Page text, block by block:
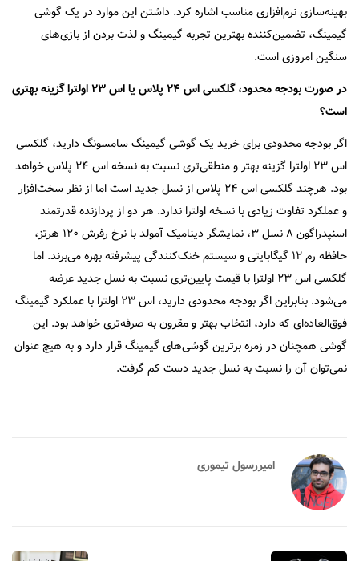
بهینه‌سازی نرم‌افزاری مناسب اشاره کرد. داشتن این موارد در یک گوشی
گیمینگ، تضمین‌کننده بهترین تجربه گیمینگ و لذت بردن از بازی‌های
سنگین امروزی است.
در صورت بودجه محدود، گلکسی اس ۲۴ پلاس یا اس ۲۳ اولترا گزینه بهتری
است؟
اگر بودجه محدودی برای خرید یک گوشی گیمینگ سامسونگ دارید، گلکسی
اس ۲۳ اولترا گزینه بهتر و منطقی‌تری نسبت به نسخه اس ۲۴ پلاس خواهد
بود. هرچند گلکسی اس ۲۴ پلاس از نسل جدید است اما از نظر سخت‌افزار
و عملکرد تفاوت زیادی با نسخه اولترا ندارد. هر دو از پردازنده قدرتمند
اسنپدراگون ۸ نسل ۳، نمایشگر دینامیک آمولد با نرخ رفرش ۱۲۰ هرتز،
حافظه رم ۱۲ گیگابایتی و سیستم خنک‌کنندگی پیشرفته بهره می‌برند. اما
گلکسی اس ۲۳ اولترا با قیمت پایین‌تری نسبت به نسل جدید عرضه
می‌شود. بنابراین اگر بودجه محدودی دارید، اس ۲۳ اولترا با عملکرد گیمینگ
فوق‌العاده‌ای که دارد، انتخاب بهتر و مقرون به صرفه‌تری خواهد بود. این
گوشی همچنان در زمره برترین گوشی‌های گیمینگ قرار دارد و به هیچ عنوان
نمی‌توان آن را نسبت به نسل جدید دست کم گرفت.
امیررسول تیموری